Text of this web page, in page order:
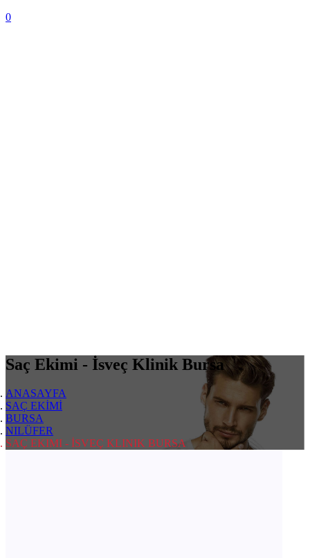
0
Saç Ekimi - İsveç Klinik Bursa
ANASAYFA
SAÇ EKİMİ
BURSA
NILÜFER
SAÇ EKIMI - İSVEÇ KLINIK BURSA